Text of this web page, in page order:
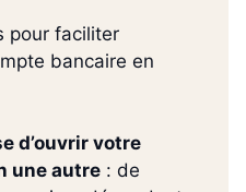
pour faciliter
bancaire en
d’ouvrir votre
une autre : de